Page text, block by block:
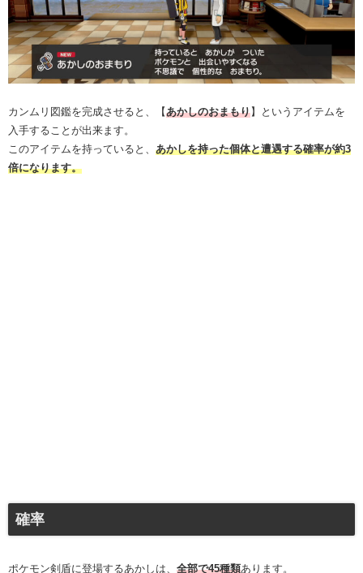
カンムリ図鑑を完成させると、【あかしのおまもり】というアイテムを
入手することが出来ます。
このアイテムを持っていると、 あかしを持った個体と遭遇する確率が約3
倍になります。
確率
ポケモン剣盾に登場するあかしは、 全部で45種類あります。